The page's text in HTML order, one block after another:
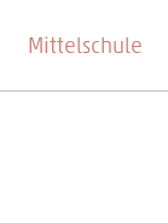
Mittelschule